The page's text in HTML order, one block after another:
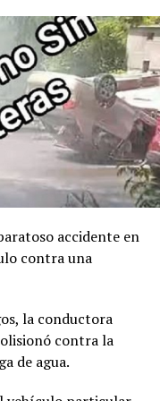
de Colombia.
00:32
accidente en
contra una
la conductora
contra la
de agua.